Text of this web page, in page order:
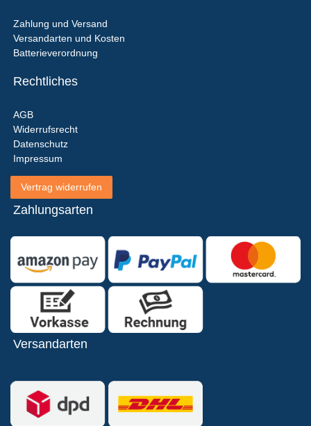
Zahlung und Versand
Versandarten und Kosten
Batterieverordnung
Rechtliches
AGB
Widerrufsrecht
Datenschutz
Impressum
Vertrag widerrufen
Zahlungsarten
Versandarten